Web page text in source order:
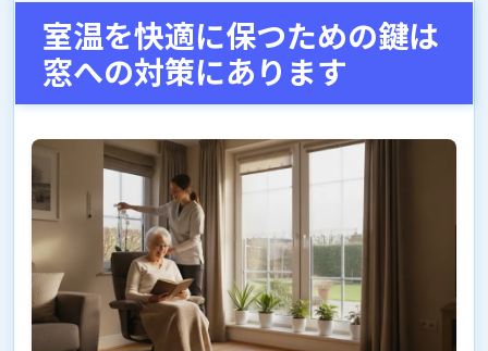
室温を快適に保つための鍵は
窓への対策にあります